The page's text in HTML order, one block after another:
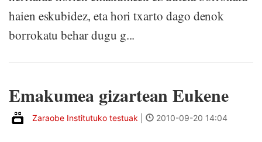
haien eskubidez, eta hori txarto dago denok
borrokatu behar dugu g...
Emakumea gizartean Eukene
Zaraobe Institutuko testuak 2010-09-20 14:04